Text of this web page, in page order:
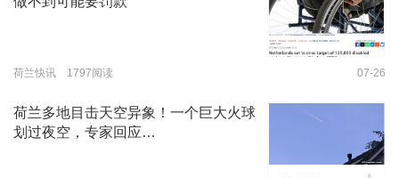
荷兰快讯 1797阅读 07-26
荷兰多地目击天空异象！一个巨大火球
划过夜空，专家回应…